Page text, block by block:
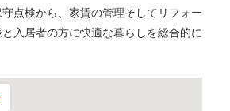
点検から、家賃の管理そしてリフォー
入居者の方に快適な暮らしを総合的に